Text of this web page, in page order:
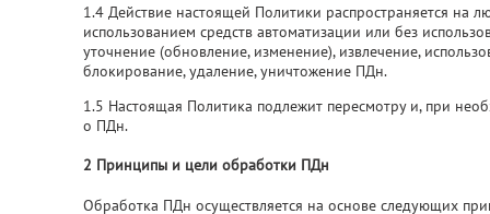
1.4 Действие настоящей Политики распространяется на
использованием средств автоматизации или без
уточнение (обновление, изменение), извлечение,
блокирование, удаление, уничтожение ПДн.
1.5 Настоящая Политика подлежит пересмотру и, при
о ПДн.
2 Принципы и цели обработки ПДн
Обработка ПДн осуществляется на основе следующих